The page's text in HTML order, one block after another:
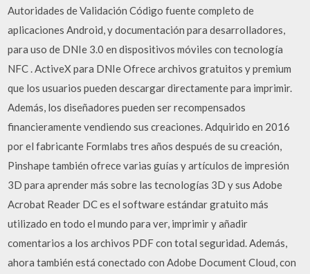
Autoridades de Validación Código fuente completo de
aplicaciones Android, y documentación para desarrolladores,
para uso de DNIe 3.0 en dispositivos móviles con tecnología
NFC . ActiveX para DNIe Ofrece archivos gratuitos y premium
que los usuarios pueden descargar directamente para imprimir.
Además, los diseñadores pueden ser recompensados
financieramente vendiendo sus creaciones. Adquirido en 2016
por el fabricante Formlabs tres años después de su creación,
Pinshape también ofrece varias guías y artículos de impresión
3D para aprender más sobre las tecnologías 3D y sus Adobe
Acrobat Reader DC es el software estándar gratuito más
utilizado en todo el mundo para ver, imprimir y añadir
comentarios a los archivos PDF con total seguridad. Además,
ahora también está conectado con Adobe Document Cloud, con